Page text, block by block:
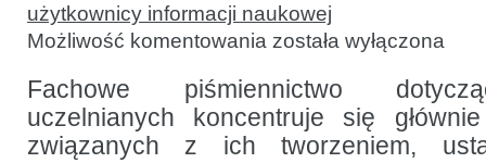
użytkownicy informacji naukowej
Możliwość komentowania Użytkownicy
repozytoriów
została wyłączona
Fachowe piśmiennictwo
uczelnianych koncentruje się
związanych z ich tworzeniem,